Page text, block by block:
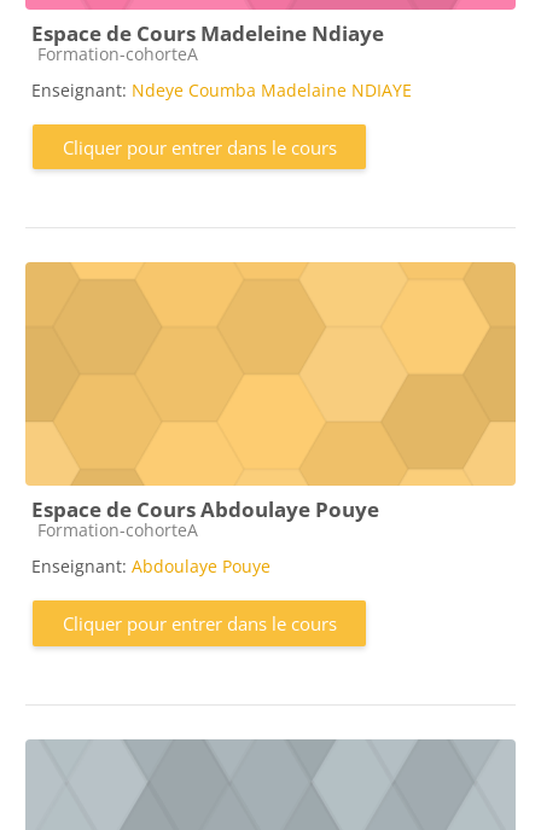
Espace de Cours Madeleine Ndiaye
Catégorie de cours
Formation-cohorteA
Enseignant: Ndeye Coumba Madelaine NDIAYE
Cliquer pour entrer dans le cours
Espace de Cours Abdoulaye Pouye
Catégorie de cours
Formation-cohorteA
Enseignant: Abdoulaye Pouye
Cliquer pour entrer dans le cours